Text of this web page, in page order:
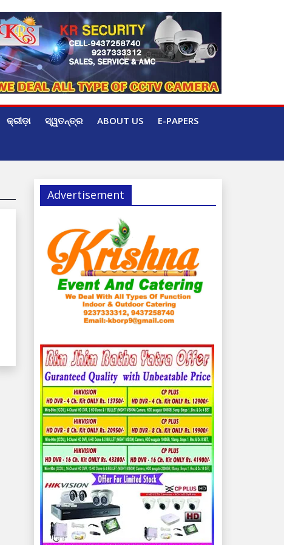
କ୍ରୀଡ଼ା ସ୍ୱତନ୍ତ୍ର ABOUT US E-PAPERS
Advertisement